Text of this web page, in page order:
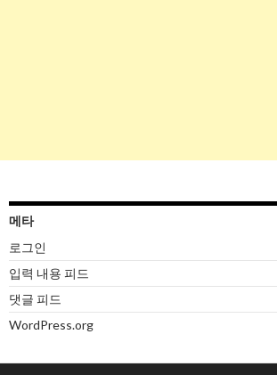
메타
로그인
입력 내용 피드
댓글 피드
WordPress.org